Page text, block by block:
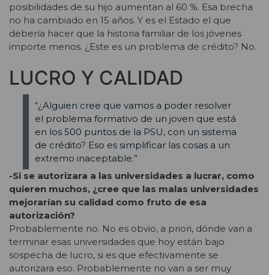
posibilidades de su hijo aumentan al 60 %. Esa brecha
no ha cambiado en 15 años. Y es el Estado el que
debería hacer que la historia familiar de los jóvenes
importe menos. ¿Este es un problema de crédito? No.
LUCRO Y CALIDAD
“¿Alguien cree que vamos a poder resolver
el problema formativo de un joven que está
en los 500 puntos de la PSU, con un sistema
de crédito? Eso es simplificar las cosas a un
extremo inaceptable.”
-Si se autorizara a las universidades a lucrar, como
quieren muchos, ¿cree que las malas universidades
mejorarían su calidad como fruto de esa
autorización?
Probablemente no. No es obvio, a priori, dónde van a
terminar esas universidades que hoy están bajo
sospecha de lucro, si es que efectivamente se
autorizara eso. Probablemente no van a ser muy